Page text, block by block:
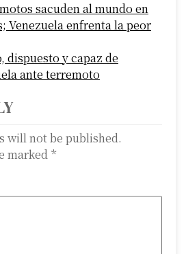
sacuden al mundo en
Venezuela enfrenta la peor
dispuesto y capaz de
ante terremoto
will not be published.
marked *